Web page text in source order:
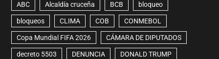
ABC Alcaldía cruceña BCB bloqueo
bloqueos CLIMA COB CONMEBOL
Copa Mundial FIFA 2026 CÁMARA DE DIPUTADOS
decreto 5503 DENUNCIA DONALD TRUMP